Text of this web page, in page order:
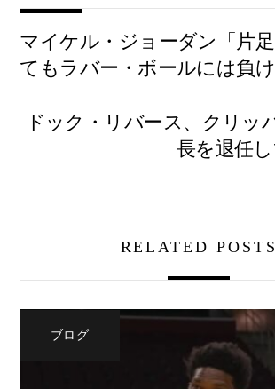
マイケル・ジョーダン「片
てもラバー・ボールには負け
ドック・リバース、クリッ
長を退任
RELATED POSTS
ブログ